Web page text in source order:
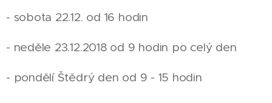
- sobota 22.12. od 16 hodin
- neděle 23.12.2018 od 9 hodin po celý den
- pondělí Štědrý den od 9 - 15 hodin